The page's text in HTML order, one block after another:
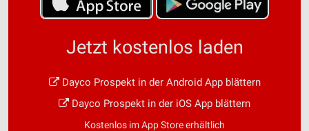
Jetzt kostenlos laden
Dayco Prospekt in der Android App blättern
Dayco Prospekt in der iOS App blättern
Kostenlos im App Store erhältlich